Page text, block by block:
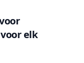
elk